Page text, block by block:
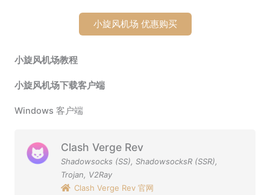
小旋风机场 优惠购买
小旋风机场教程
小旋风机场下载客户端
Windows 客户端
Clash Verge Rev
Shadowsocks (SS), ShadowsocksR (SSR),
Trojan, V2Ray
Clash Verge Rev 官网